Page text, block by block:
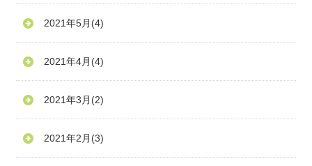
2021年5月 (4)
2021年4月 (4)
2021年3月 (2)
2021年2月 (3)